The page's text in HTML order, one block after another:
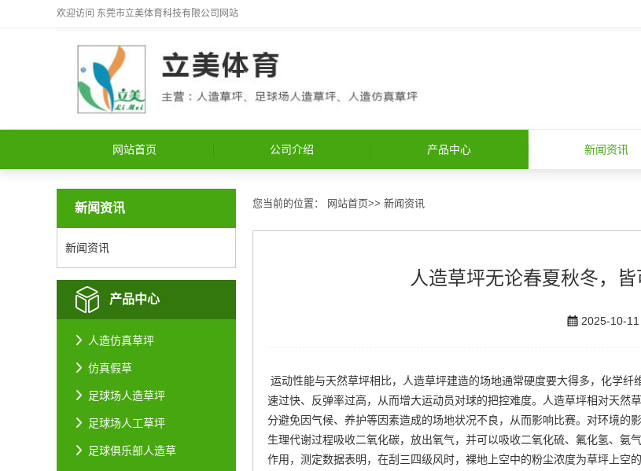
欢迎访问 东莞市立美体育科技有限公司 网站
网站首页 公司介绍 产品中心 新闻资讯
新闻资讯
新闻资讯
产品中心
人造仿真草坪
仿真假草
足球场人造草坪
足球场人工草坪
足球俱乐部人造草
您当前的位置： 网站首页>> 新闻资讯
人造草坪无论春夏秋冬，皆
2025-10-
运动性能与天然草坪相比，人造草坪建造的场地通常硬度要大得多，化学
速过快、反弹率过高，从而增大运动员对球的把控难度。人造草坪相对天然
分避免因气候、养护等因素造成的场地状况不良，从而影响比赛。对环境
生理代谢过程吸收二氧化碳，放出氧气，并可以吸收二氧化硫、氟化氢、
作用，测定数据表明，在刮三四级风时，裸地上空中的粉尘浓度为草坪上